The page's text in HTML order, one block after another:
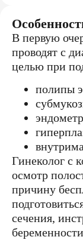
В первую
проводят с
целью при
полипы
Гинеколог с
осмотр
причину
сечения,